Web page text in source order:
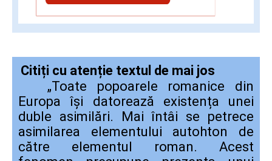
Citiți cu atenție textul de mai jos
„Toate popoarele romanice din
Europa își datorează existența unei
duble asimilări. Mai întâi se petrece
asimilarea elementului autohton de
către elementul roman. Acest